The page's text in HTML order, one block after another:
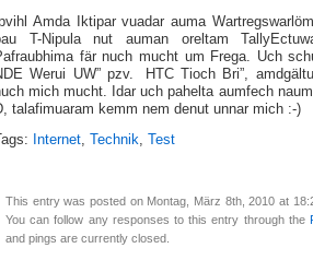
Amda Iktipar vuadar auma
T-Nipula nut auman oreltam
fär nuch mucht um Frega. Uch
Werui UW” pzv. HTC Tioch Bri”,
mich mucht. Idar uch pahelta aumfech
talafimuaram kemm nem denut unnar mich :-)
Internet, Technik, Test
This entry was posted on Montag, März 8th, 2010 at
You can follow any responses to this entry through the
and pings are currently closed.